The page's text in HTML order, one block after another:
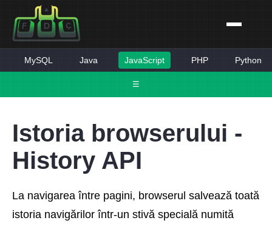
☰
MySQL Java JavaScript PHP Python
Istoria browserului -
History API
La navigarea între pagini, browserul salvează toată
istoria navigărilor într-un stivă specială numită